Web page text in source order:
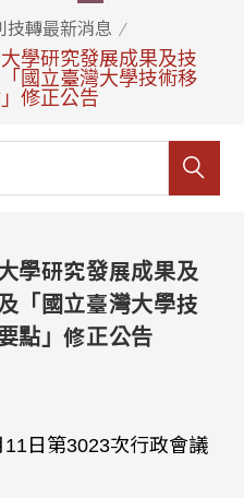
技轉最新消息
學研究發展成果及技
國立臺灣大學技術移
修正公告
學研究發展成果及
「國立臺灣大學技
點」修正公告
日第3023次行政會議